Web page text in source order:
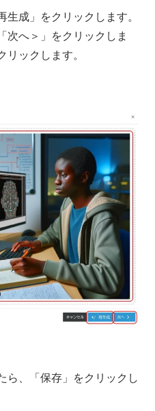
成」をクリックします。
次へ＞」をクリックしま
リックします。
ら、「保存」をクリックし